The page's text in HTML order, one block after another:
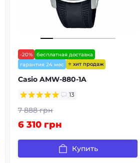
-20%
бесплатная доставка
гарантия 24 мес
⭐ хит продаж
Casio AMW-880-1A
13
7 888 грн
6 310 грн
Купить